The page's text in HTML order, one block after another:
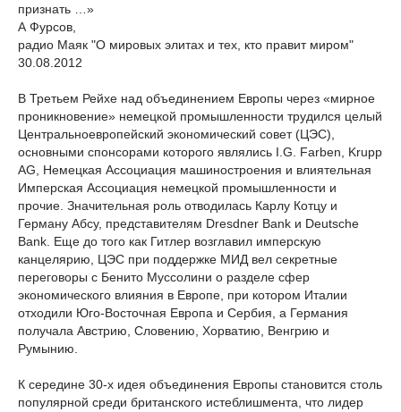
признать …»
А Фурсов,
радио Маяк "О мировых элитах и тех, кто правит миром"
30.08.2012
В Третьем Рейхе над объединением Европы через «мирное
проникновение» немецкой промышленности трудился целый
Центральноевропейский экономический совет (ЦЭС),
основными спонсорами которого являлись I.G. Farben, Krupp
AG, Немецкая Ассоциация машиностроения и влиятельная
Имперская Ассоциация немецкой промышленности и
прочие. Значительная роль отводилась Карлу Котцу и
Герману Абсу, представителям Dresdner Bank и Deutsche
Bank. Еще до того как Гитлер возглавил имперскую
канцелярию, ЦЭС при поддержке МИД вел секретные
переговоры с Бенито Муссолини о разделе сфер
экономического влияния в Европе, при котором Италии
отходили Юго-Восточная Европа и Сербия, а Германия
получала Австрию, Словению, Хорватию, Венгрию и
Румынию.
К середине 30-х идея объединения Европы становится столь
популярной среди британского истеблишмента, что лидер